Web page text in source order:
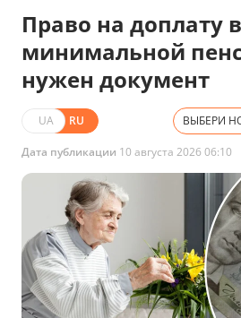
Право на доплату
минимальной
нужен документ
UA RU ВЫБЕРИ
Дата публикации 10 августа 2026 06:10